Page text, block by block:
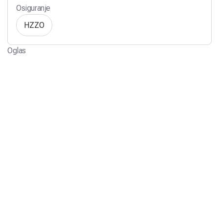
Osiguranje
HZZO
Oglas